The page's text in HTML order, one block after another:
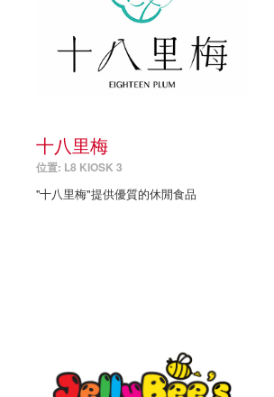
十八里梅
位置: L8 KIOSK 3
''十八里梅"提供優質的休閒食品